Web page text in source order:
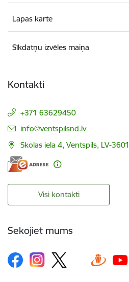
Lapas karte
Sīkdatņu izvēles maiņa
Kontakti
+371 63629450
E-pasts:
info@ventspilsnd.lv
Skolas iela 4, Ventspils, LV-3601
Visi kontakti
Sekojiet mums